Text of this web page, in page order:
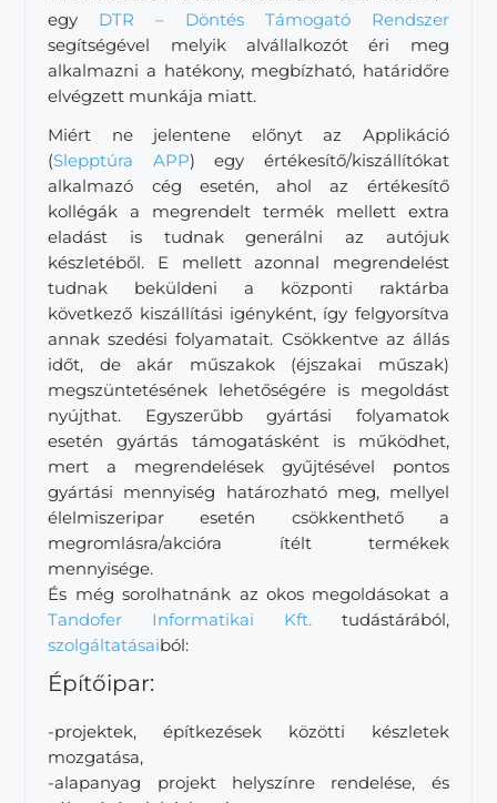
egy DTR – Döntés Támogató Rendszer
segítségével melyik alvállalkozót éri meg
alkalmazni a hatékony, megbízható, határidőre
elvégzett munkája miatt.
Miért ne jelentene előnyt az Applikáció
(Slepptúra APP) egy értékesítő/kiszállítókat
alkalmazó cég esetén, ahol az értékesítő
kollégák a megrendelt termék mellett extra
eladást is tudnak generálni az autójuk
készletéből. E mellett azonnal megrendelést
tudnak beküldeni a központi raktárba
következő kiszállítási igényként, így felgyorsítva
annak szedési folyamatait. Csökkentve az állás
időt, de akár műszakok (éjszakai műszak)
megszüntetésének lehetőségére is megoldást
nyújthat. Egyszerűbb gyártási folyamatok
esetén gyártás támogatásként is működhet,
mert a megrendelések gyűjtésével pontos
gyártási mennyiség határozható meg, mellyel
élelmiszeripar esetén csökkenthető a
megromlásra/akcióra ítélt termékek
mennyisége.
És még sorolhatnánk az okos megoldásokat a
Tandofer Informatikai Kft.tudástárából,
szolgáltatásaiból:
Építőipar:
-projektek, építkezések közötti készletek
mozgatása,
-alapanyag projekt helyszínre rendelése, és